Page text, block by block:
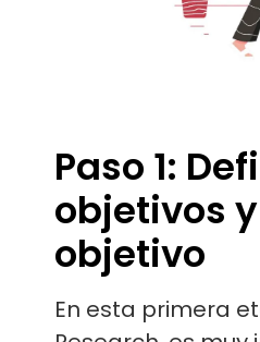
Paso 1:
objetivos
objetivo
En esta primera